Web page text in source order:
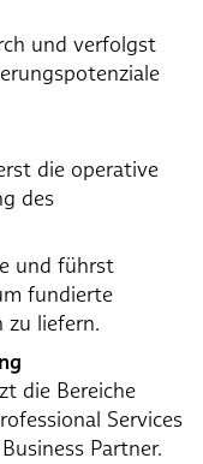
und verfolgst
die operative
des
und führst
fundierte
zu liefern.
die Bereiche
Services
Partner.